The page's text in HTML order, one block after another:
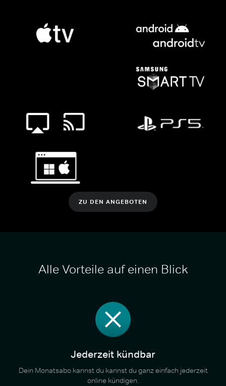
ZU DEN ANGEBOTEN
Alle Vorteile auf einen Blick
Jederzeit kündbar
Dein Monatsabo kannst du kannst du ganz einfach jederzeit
online kündigen.